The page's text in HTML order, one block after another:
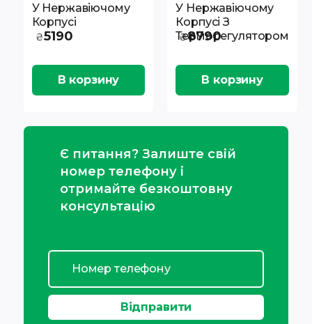
У Нержавіючому
Корпусі
₴5190
В корзину
У Нержавіючому
Корпусі З
Терморегулятором
₴8790
В корзину
Є питання? Залиште свій
номер телефону і
отримайте безкоштовну
консультацію